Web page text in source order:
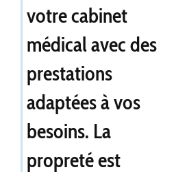
votre cabinet
médical avec des
prestations
adaptées à vos
besoins. La
propreté est